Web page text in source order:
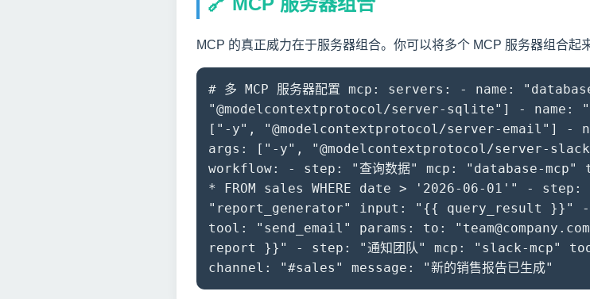
MCP 的真正威力在于服务器组合。你可以将多个 MCP 服务器组合起
# 多 MCP 服务器配置 mcp: servers: - name:
"@modelcontextprotocol/server-sqlite"] - name:
["-y", "@modelcontextprotocol/server-email"] -
args: ["-y", "@modelcontextprotocol/server-slack"] #
workflow: - step: "查询数据" mcp: "database-
* FROM sales WHERE date > '2026-06-01'" - step:
"report_generator" input: "{{ query_result }}" -
tool: "send_email" params: to:
report }}" - step: "通知团队" mcp: "slack-mcp"
channel: "#sales" message: "新的销售报告已生成"